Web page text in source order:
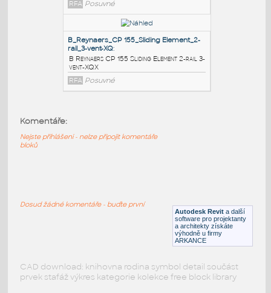
A_Reynaers_CP 155_Sliding Element_2-
rail_2-vent_XQ:
A Reynaers CP 155 Sliding Element 2-rail
2-vent XQ XO
RFA Posuvné
Posuvné
B Reynaers CP 155 Sliding Element 2-rail 3-
Autodesk Revit a další
software pro projektanty
a architekty získáte
výhodně u firmy
ARKANCE
Komentáře:
Nejste přihlášeni - nelze připojit komentáře
bloků
Dosud žádné komentáře - buďte první
CAD download: knihovna rodina symbol detail součást
prvek stafáž výkres kategorie kolekce free block library